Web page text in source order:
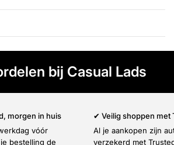
bij Casual Lads
morgen in huis
vóór
bestelling de
✔ Veilig shoppen met
Al je aankopen zijn
verzekerd met